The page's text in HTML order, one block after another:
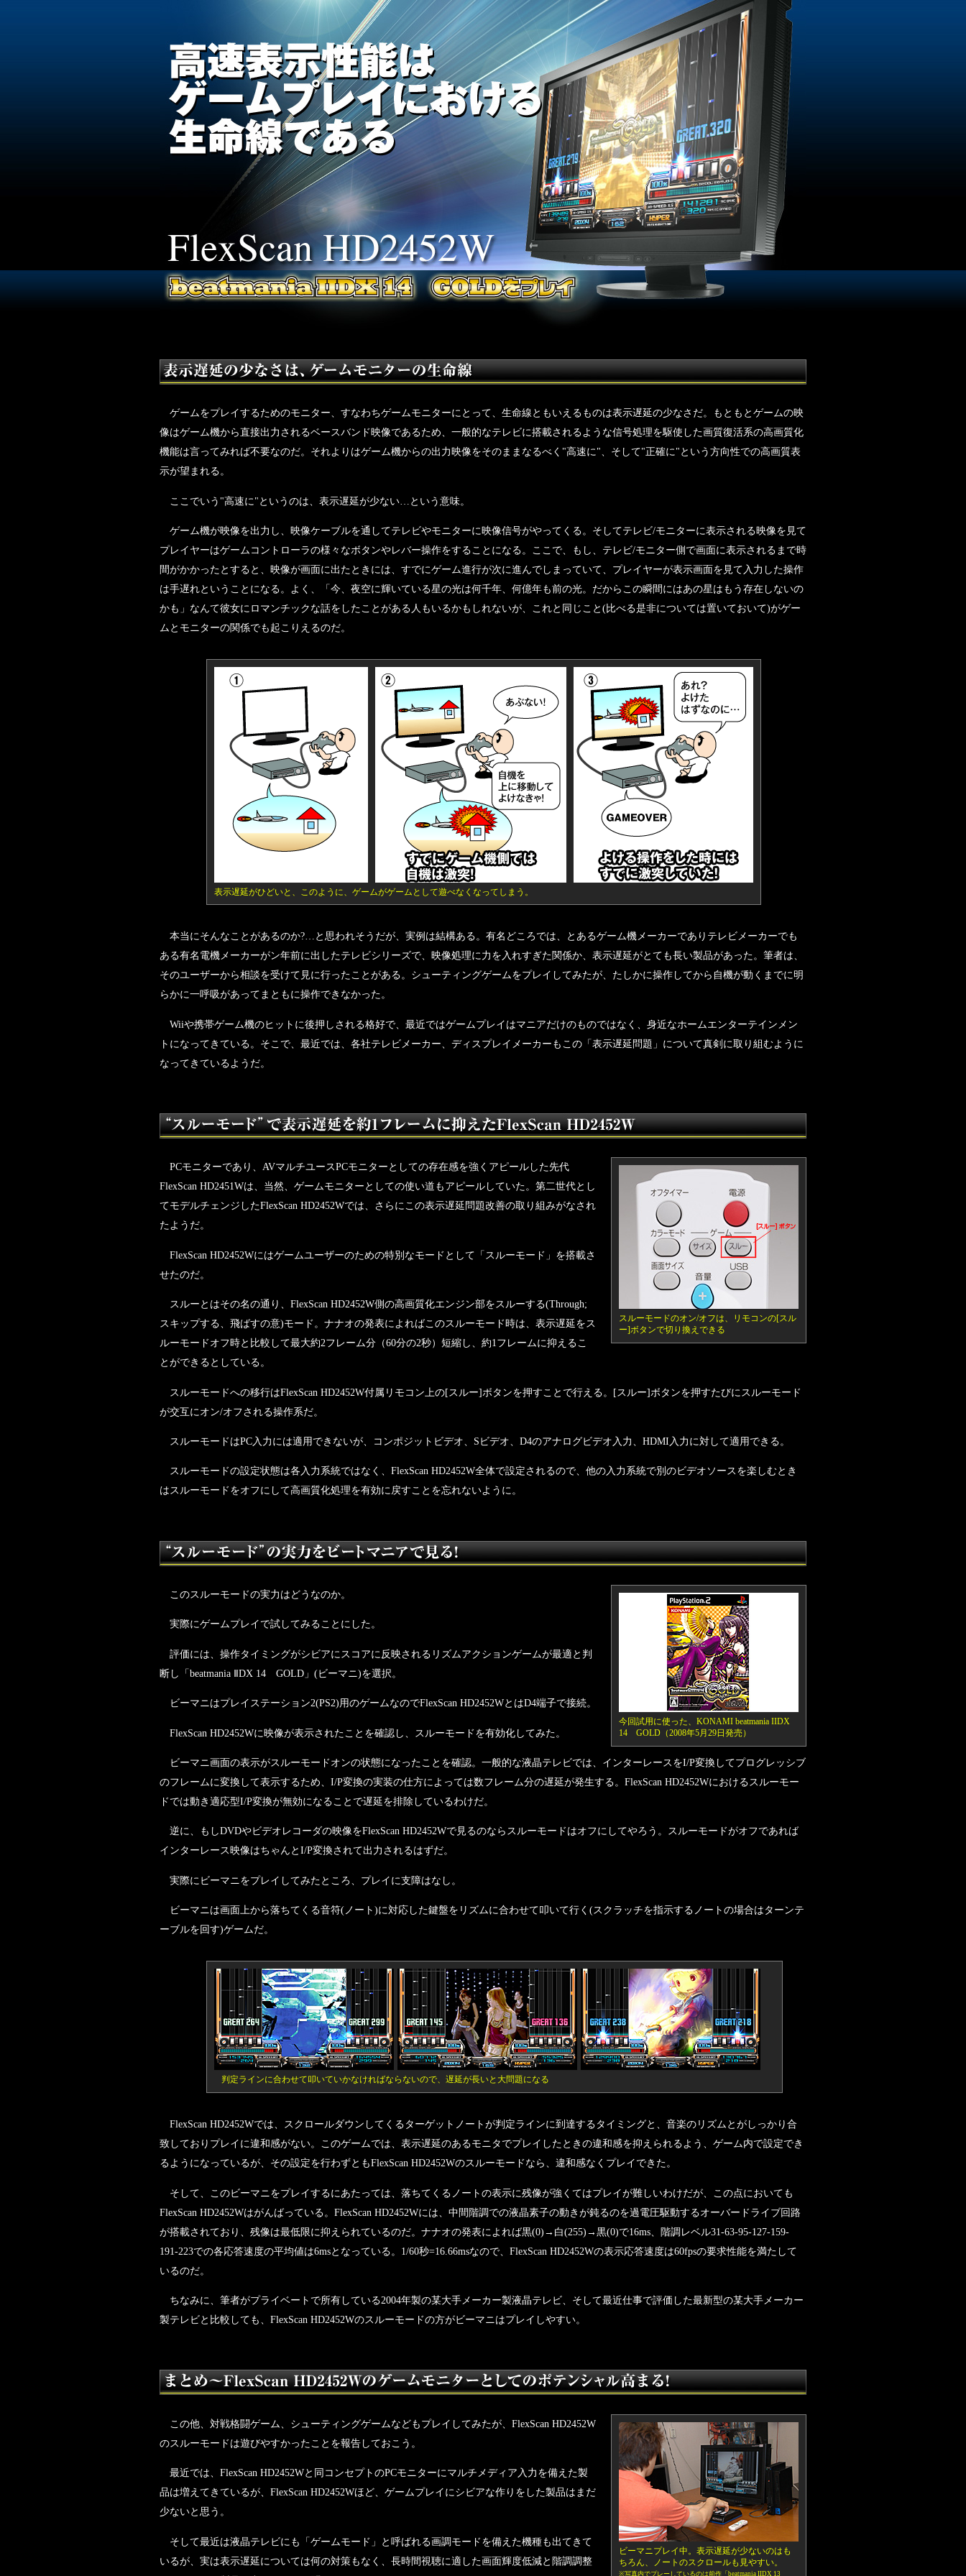
ゲームをプレイするためのモニター、すなわちゲームモニターにとって、生命線ともいえるものは表示遅延の少なさだ。もともとゲームの映
像はゲーム機から直接出力されるベースバンド映像であるため、一般的なテレビに搭載されるような信号処理を駆使した画質復活系の高画質化
機能は言ってみれば不要なのだ。それよりはゲーム機からの出力映像をそのままなるべく"高速に"、そして"正確に"という方向性での高画質表
示が望まれる。
ここでいう"高速に"というのは、表示遅延が少ない…という意味。
ゲーム機が映像を出力し、映像ケーブルを通してテレビやモニターに映像信号がやってくる。そしてテレビ/モニターに表示される映像を見て
プレイヤーはゲームコントローラの様々なボタンやレバー操作をすることになる。ここで、もし、テレビ/モニター側で画面に表示されるまで時
間がかかったとすると、映像が画面に出たときには、すでにゲーム進行が次に進んでしまっていて、プレイヤーが表示画面を見て入力した操作
は手遅れということになる。よく、「今、夜空に輝いている星の光は何千年、何億年も前の光。だからこの瞬間にはあの星はもう存在しないの
かも」なんて彼女にロマンチックな話をしたことがある人もいるかもしれないが、これと同じこと(比べる是非については置いておいて)がゲー
ムとモニターの関係でも起こりえるのだ。
表示遅延がひどいと、このように、ゲームがゲームとして遊べなくなってしまう。
本当にそんなことがあるのか?…と思われそうだが、実例は結構ある。有名どころでは、とあるゲーム機メーカーでありテレビメーカーでも
ある有名電機メーカーがン年前に出したテレビシリーズで、映像処理に力を入れすぎた関係か、表示遅延がとても長い製品があった。筆者は、
そのユーザーから相談を受けて見に行ったことがある。シューティングゲームをプレイしてみたが、たしかに操作してから自機が動くまでに明
らかに一呼吸があってまともに操作できなかった。
Wiiや携帯ゲーム機のヒットに後押しされる格好で、最近ではゲームプレイはマニアだけのものではなく、身近なホームエンターテインメン
トになってきている。そこで、最近では、各社テレビメーカー、ディスプレイメーカーもこの「表示遅延問題」について真剣に取り組むように
なってきているようだ。
スルーモードのオン/オフは、リモコンの[スル
ー]ボタンで切り換えできる
PCモニターであり、AVマルチユースPCモニターとしての存在感を強くアピールした先代
FlexScan HD2451Wは、当然、ゲームモニターとしての使い道もアピールしていた。第二世代とし
てモデルチェンジしたFlexScan HD2452Wでは、さらにこの表示遅延問題改善の取り組みがなされ
たようだ。
FlexScan HD2452Wにはゲームユーザーのための特別なモードとして「スルーモード」を搭載さ
せたのだ。
スルーとはその名の通り、FlexScan HD2452W側の高画質化エンジン部をスルーする(Through;
スキップする、飛ばすの意)モード。ナナオの発表によればこのスルーモード時は、表示遅延をス
ルーモードオフ時と比較して最大約2フレーム分（60分の2秒）短縮し、約1フレームに抑えるこ
とができるとしている。
スルーモードへの移行はFlexScan HD2452W付属リモコン上の[スルー]ボタンを押すことで行える。[スルー]ボタンを押すたびにスルーモード
が交互にオン/オフされる操作系だ。
スルーモードはPC入力には適用できないが、コンポジットビデオ、Sビデオ、D4のアナログビデオ入力、HDMI入力に対して適用できる。
スルーモードの設定状態は各入力系統ではなく、FlexScan HD2452W全体で設定されるので、他の入力系統で別のビデオソースを楽しむとき
はスルーモードをオフにして高画質化処理を有効に戻すことを忘れないように。
今回試用に使った、KONAMI beatmania IIDX
14 GOLD（2008年5月29日発売）
このスルーモードの実力はどうなのか。
実際にゲームプレイで試してみることにした。
評価には、操作タイミングがシビアにスコアに反映されるリズムアクションゲームが最適と判
断し「beatmania ⅡDX 14 GOLD」(ビーマニ)を選択。
ビーマニはプレイステーション2(PS2)用のゲームなのでFlexScan HD2452WとはD4端子で接続。
FlexScan HD2452Wに映像が表示されたことを確認し、スルーモードを有効化してみた。
ビーマニ画面の表示がスルーモードオンの状態になったことを確認。一般的な液晶テレビでは、インターレースをI/P変換してプログレッシブ
のフレームに変換して表示するため、I/P変換の実装の仕方によっては数フレーム分の遅延が発生する。FlexScan HD2452Wにおけるスルーモー
ドでは動き適応型I/P変換が無効になることで遅延を排除しているわけだ。
逆に、もしDVDやビデオレコーダの映像をFlexScan HD2452Wで見るのならスルーモードはオフにしてやろう。スルーモードがオフであれば
インターレース映像はちゃんとI/P変換されて出力されるはずだ。
実際にビーマニをプレイしてみたところ、プレイに支障はなし。
ビーマニは画面上から落ちてくる音符(ノート)に対応した鍵盤をリズムに合わせて叩いて行く(スクラッチを指示するノートの場合はターンテ
ーブルを回す)ゲームだ。
判定ラインに合わせて叩いていかなければならないので、遅延が長いと大問題になる
FlexScan HD2452Wでは、スクロールダウンしてくるターゲットノートが判定ラインに到達するタイミングと、音楽のリズムとがしっかり合
致しておりプレイに違和感がない。このゲームでは、表示遅延のあるモニタでプレイしたときの違和感を抑えられるよう、ゲーム内で設定でき
るようになっているが、その設定を行わずともFlexScan HD2452Wのスルーモードなら、違和感なくプレイできた。
そして、このビーマニをプレイするにあたっては、落ちてくるノートの表示に残像が強くてはプレイが難しいわけだが、この点においても
FlexScan HD2452Wはがんばっている。FlexScan HD2452Wには、中間階調での液晶素子の動きが鈍るのを過電圧駆動するオーバードライブ回路
が搭載されており、残像は最低限に抑えられているのだ。ナナオの発表によれば黒(0)→白(255)→黒(0)で16ms、階調レベル31-63-95-127-159-
191-223での各応答速度の平均値は6msとなっている。1/60秒=16.66msなので、FlexScan HD2452Wの表示応答速度は60fpsの要求性能を満たして
いるのだ。
ちなみに、筆者がプライベートで所有している2004年製の某大手メーカー製液晶テレビ、そして最近仕事で評価した最新型の某大手メーカー
製テレビと比較しても、FlexScan HD2452Wのスルーモードの方がビーマニはプレイしやすい。
ビーマニプレイ中。表示遅延が少ないのはも
ちろん、ノートのスクロールも見やすい。
※写真内でプレーしているのは前作「beatmania IIDX 13
この他、対戦格闘ゲーム、シューティングゲームなどもプレイしてみたが、FlexScan HD2452W
のスルーモードは遊びやすかったことを報告しておこう。
最近では、FlexScan HD2452Wと同コンセプトのPCモニターにマルチメディア入力を備えた製
品は増えてきているが、FlexScan HD2452Wほど、ゲームプレイにシビアな作りをした製品はまだ
少ないと思う。
そして最近は液晶テレビにも「ゲームモード」と呼ばれる画調モードを備えた機種も出てきて
いるが、実は表示遅延については何の対策もなく、長時間視聴に適した画面輝度低減と階調調整